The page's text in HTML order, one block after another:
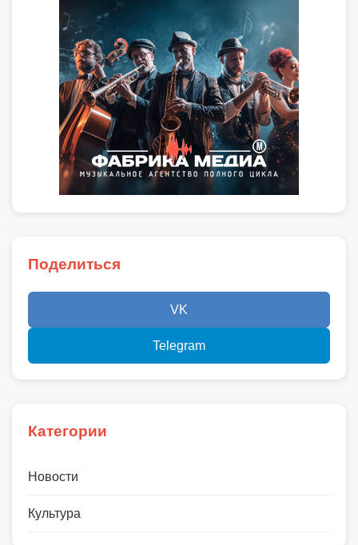
Поделиться
VK
Telegram
Категории
Новости
Культура